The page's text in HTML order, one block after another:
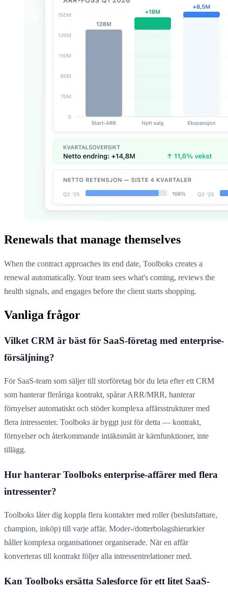
Renewals that manage themselves
When the contract approaches its end date, Toolboks creates a
renewal automatically. Your team sees what's coming, reviews the
health signals, and engages before the client starts shopping.
Vanliga frågor
Vilket CRM är bäst för SaaS-företag med enterprise-
försäljning?
För SaaS-team som säljer till storföretag bör du leta efter ett CRM
som hanterar fleråriga kontrakt, spårar ARR/MRR, hanterar
förnyelser automatiskt och stöder komplexa affärsstrukturer med
flera intressenter. Toolboks är byggt just för detta — kontrakt,
förnyelser och återkommande intäktsmått är kärnfunktioner, inte
tillägg.
Hur hanterar Toolboks enterprise-affärer med flera
intressenter?
Toolboks låter dig koppla flera kontakter med roller (beslutsfattare,
champion, inköp) till varje affär. Moder-/dotterbolagshierarkier
håller komplexa organisationer organiserade. När en affär
konverteras till kontrakt följer alla intressentrelationer med.
Kan Toolboks ersätta Salesforce för ett litet SaaS-